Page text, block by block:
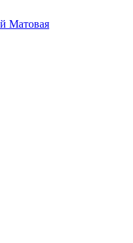
Матовая